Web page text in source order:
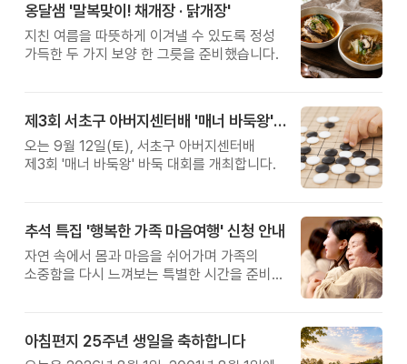
옹달샘 '말복맞이! 채개장 · 닭개장'
지친 여름을 따뜻하게 이겨낼 수 있도록 정성
가득한 두 가지 보양 한 그릇을 준비했습니다.
제3회 서초구 아버지센터배 '매너 바둑왕' 대회
오는 9월 12일(토), 서초구 아버지센터배
제3회 '매너 바둑왕' 바둑 대회를 개최합니다.
추석 특집 '행복한 가족 마음여행' 신청 안내
자연 속에서 몸과 마음을 쉬어가며 가족의
소중함을 다시 느껴보는 특별한 시간을 준비해
아침편지 25주년 생일을 축하합니다